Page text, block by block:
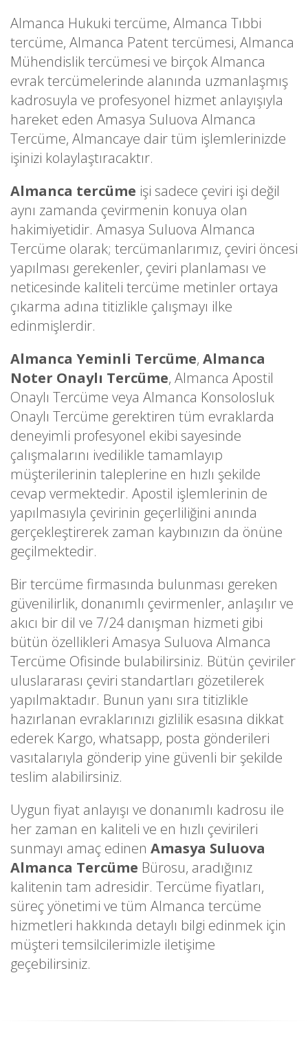
Almanca Hukuki tercüme, Almanca Tıbbi
tercüme, Almanca Patent tercümesi, Almanca
Mühendislik tercümesi ve birçok Almanca
evrak tercümelerinde alanında uzmanlaşmış
kadrosuyla ve profesyonel hizmet anlayışıyla
hareket eden Amasya Suluova Almanca
Tercüme, Almancaye dair tüm işlemlerinizde
işinizi kolaylaştıracaktır.
Almanca tercüme işi sadece çeviri işi değil
aynı zamanda çevirmenin konuya olan
hakimiyetidir. Amasya Suluova Almanca
Tercüme olarak; tercümanlarımız, çeviri öncesi
yapılması gerekenler, çeviri planlaması ve
neticesinde kaliteli tercüme metinler ortaya
çıkarma adına titizlikle çalışmayı ilke
edinmişlerdir.
Almanca Yeminli Tercüme, Almanca
Noter Onaylı Tercüme, Almanca Apostil
Onaylı Tercüme veya Almanca Konsolosluk
Onaylı Tercüme gerektiren tüm evraklarda
deneyimli profesyonel ekibi sayesinde
çalışmalarını ivedilikle tamamlayıp
müşterilerinin taleplerine en hızlı şekilde
cevap vermektedir. Apostil işlemlerinin de
yapılmasıyla çevirinin geçerliliğini anında
gerçekleştirerek zaman kaybınızın da önüne
geçilmektedir.
Bir tercüme firmasında bulunması gereken
güvenilirlik, donanımlı çevirmenler, anlaşılır ve
akıcı bir dil ve 7/24 danışman hizmeti gibi
bütün özellikleri Amasya Suluova Almanca
Tercüme Ofisinde bulabilirsiniz. Bütün çeviriler
uluslararası çeviri standartları gözetilerek
yapılmaktadır. Bunun yanı sıra titizlikle
hazırlanan evraklarınızı gizlilik esasına dikkat
ederek Kargo, whatsapp, posta gönderileri
vasıtalarıyla gönderip yine güvenli bir şekilde
teslim alabilirsiniz.
Uygun fiyat anlayışı ve donanımlı kadrosu ile
her zaman en kaliteli ve en hızlı çevirileri
sunmayı amaç edinen Amasya Suluova
Almanca Tercüme Bürosu, aradığınız
kalitenin tam adresidir. Tercüme fiyatları,
süreç yönetimi ve tüm Almanca tercüme
hizmetleri hakkında detaylı bilgi edinmek için
müşteri temsilcilerimizle iletişime
geçebilirsiniz.